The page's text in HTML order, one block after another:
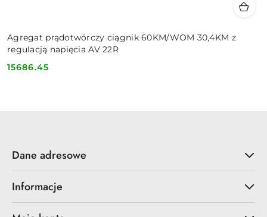
Agregat prądotwórczy ciągnik 60KM/WOM 30,4KM z
regulacją napięcia AV 22R
Cena:
15686.45
Dane adresowe
Informacje